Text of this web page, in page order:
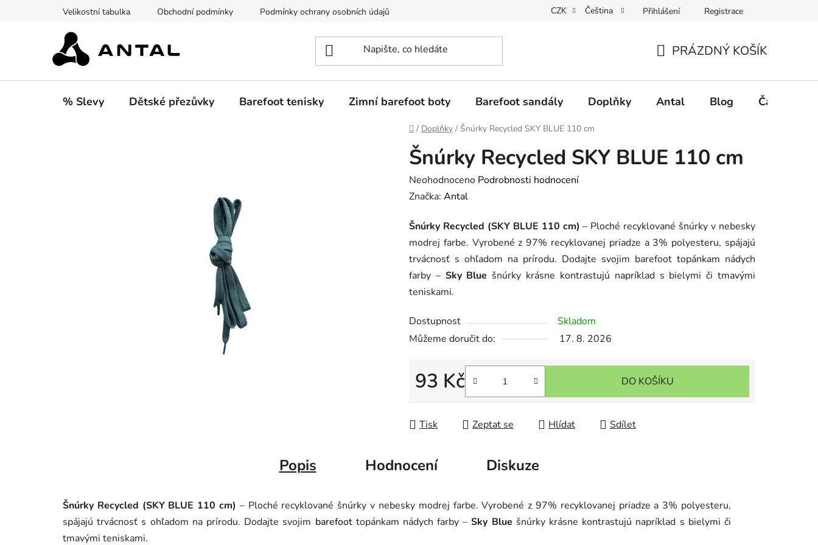
Velikostní tabulka Obchodní podmínky Podmínky ochrany osobních údajů Vrácení tovaru a reklamace Velkoobchodní spolupráce
CZK Čeština Přihlášení Registrace
KOŠÍK
PRÁZDNÝ KOŠÍK
% Slevy Dětské přezůvky Barefoot tenisky Zimní barefoot boty Barefoot sandály Doplňky Antal Blog Často
Domů
/ Doplňky / Šnúrky Recycled SKY BLUE 110 cm
Šnúrky Recycled SKY BLUE 110 cm
Průměrné
hodnocení
je
0,0
z
5
hvězdiček.
Neohodnoceno Podrobnosti hodnocení
Značka: Antal
Šnúrky Recycled (SKY BLUE 110 cm) – Ploché recyklované šnúrky v nebesky
modrej farbe. Vyrobené z 97% recyklovanej priadze a 3% polyesteru, spájajú
trvácnosť s ohľadom na prírodu. Dodajte svojim barefoot topánkam nádych
farby – Sky Blue šnúrky krásne kontrastujú napríklad s bielymi či tmavými
teniskami.
Dostupnost
Skladom
Můžeme doručit do:
17. 8. 2026
93 Kč
Měrná cena:
DO KOŠÍKU
Tisk Zeptat se Hlídat Sdílet
Popis Hodnocení Diskuze
Šnúrky Recycled (SKY BLUE 110 cm) – Ploché recyklované šnúrky v nebesky modrej farbe. Vyrobené z 97% recyklovanej priadze a 3% polyesteru,
spájajú trvácnosť s ohľadom na prírodu. Dodajte svojim barefoottopánkam nádych farby –Sky Blue šnúrky krásne kontrastujú napríklad s bielymi či
tmavými teniskami.